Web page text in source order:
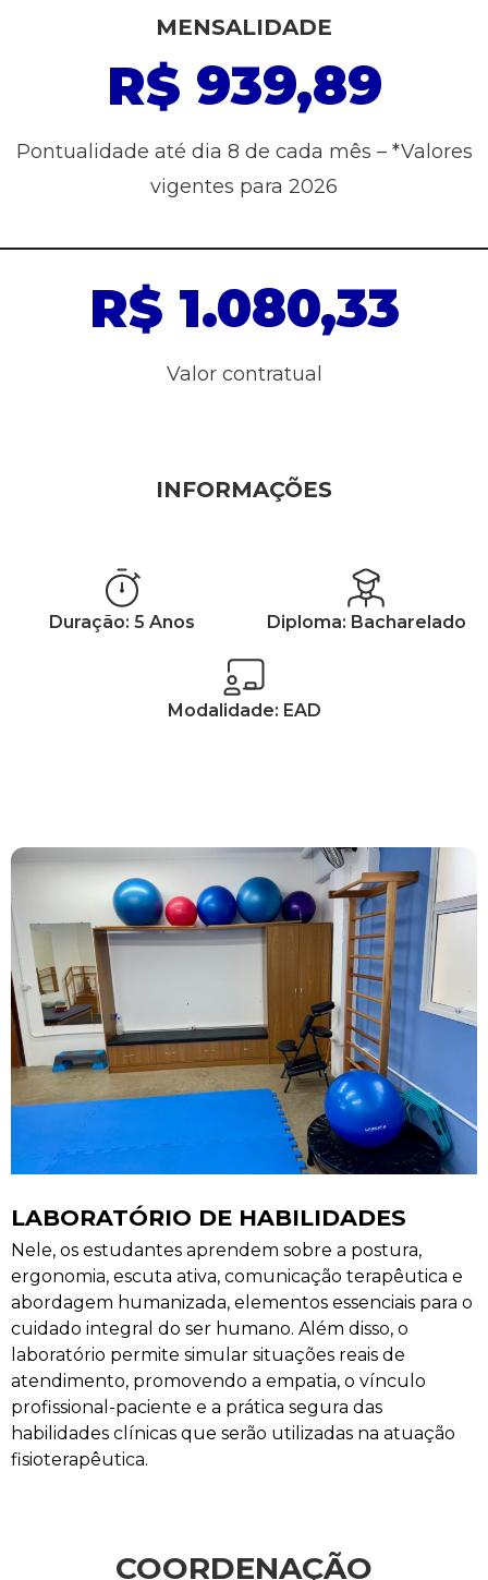
MENSALIDADE
R$ 939,89
Pontualidade até dia 8 de cada mês – *Valores
vigentes para 2026
R$ 1.080,33
Valor contratual
INFORMAÇÕES
Duração: 5 Anos Diploma: Bacharelado
Modalidade: EAD
LABORATÓRIO DE HABILIDADES
Nele, os estudantes aprendem sobre a postura,
ergonomia, escuta ativa, comunicação terapêutica e
abordagem humanizada, elementos essenciais para o
cuidado integral do ser humano. Além disso, o
laboratório permite simular situações reais de
atendimento, promovendo a empatia, o vínculo
profissional-paciente e a prática segura das
habilidades clínicas que serão utilizadas na atuação
fisioterapêutica.
COORDENAÇÃO